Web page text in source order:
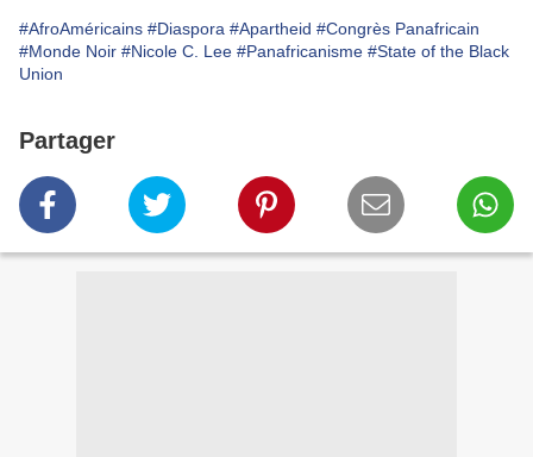
#AfroAméricains #Diaspora #Apartheid #Congrès Panafricain
#Monde Noir #Nicole C. Lee #Panafricanisme #State of the Black
Union
Partager